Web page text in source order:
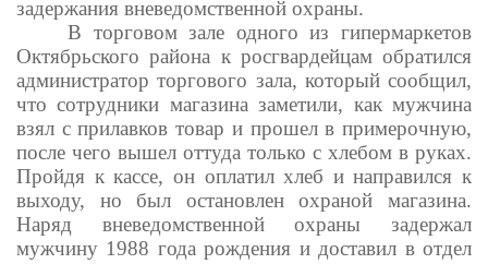
задержания вневедомственной охраны.
В торговом зале одного из гипермаркетов
Октябрьского района к росгвардейцам обратился
администратор торгового зала, который сообщил,
что сотрудники магазина заметили, как мужчина
взял с прилавков товар и прошел в примерочную,
после чего вышел оттуда только с хлебом в руках.
Пройдя к кассе, он оплатил хлеб и направился к
выходу, но был остановлен охраной магазина.
Наряд вневедомственной охраны задержал
мужчину 1988 года рождения и доставил в отдел